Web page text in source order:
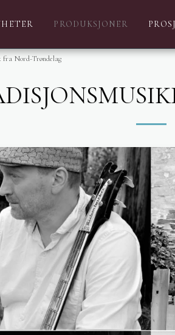
PRODUKSJONER
Nord-Trøndelag